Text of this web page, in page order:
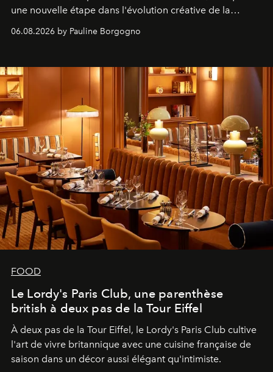
une nouvelle étape dans l'évolution créative de la
06.08.2026 by Pauline Borgogno
FOOD
Le Lordy's Paris Club, une parenthèse
british à deux pas de la Tour Eiffel
À deux pas de la Tour Eiffel, le Lordy's Paris Club cultive
l'art de vivre britannique avec une cuisine française de
saison dans un décor aussi élégant qu'intimiste.